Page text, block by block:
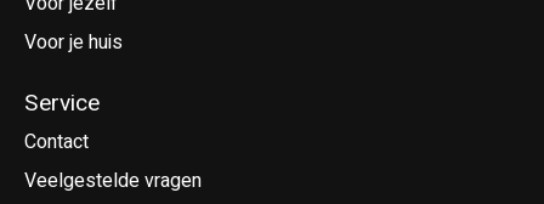
Voor je huis
Service
Contact
Veelgestelde vragen